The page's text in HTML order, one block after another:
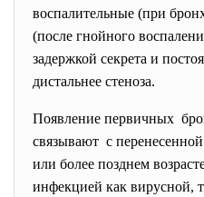
воспалительные (при
(после гнойного
задержкой секрета и
дистальнее стеноза.
Появление первичных
связывают с
или более позднем
инфекцией как вирусной,